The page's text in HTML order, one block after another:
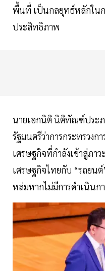
พื้นที่ เป็นกลยุทธ์หลักใน
ประสิทธิภาพ
นายเอกนิติ นิติทัณฑ์ประภ
รัฐมนตรีว่าการกระทรวง
เศรษฐกิจที่กำลังเข้าสู่ภา
เศรษฐกิจไทยกับ “รถยนต์
หล่มหากไม่มีการดำเนินกา